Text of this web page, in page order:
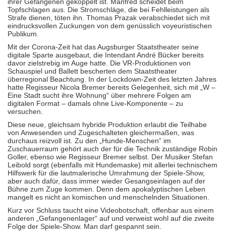
Topfschlagen aus. Die Stromschläge, die bei Fehlleistungen als
Strafe dienen, töten ihn. Thomas Prazak verabschiedet sich mit
eindrucksvollen Zuckungen von dem genüsslich voyeuristischen
Publikum.
Mit der Corona-Zeit hat das Augsburger Staatstheater seine
digitale Sparte ausgebaut, die Intendant André Bücker bereits
davor zielstrebig im Auge hatte. Die VR-Produktionen von
Schauspiel und Ballett bescherten dem Staatstheater
überregional Beachtung. In der Lockdown-Zeit des letzten Jahres
hatte Regisseur Nicola Bremer bereits Gelegenheit, sich mit „W –
Eine Stadt sucht ihre Wohnung“ über mehrere Folgen am
digitalen Format – damals ohne Live-Komponente – zu
versuchen.
Diese neue, gleichsam hybride Produktion erlaubt die Teilhabe
von Anwesenden und Zugeschalteten gleichermaßen, was
durchaus reizvoll ist. Zu den „Hunde-Menschen“ im
Zuschauerraum gehört auch der für die Technik zuständige Robin
Goller, ebenso wie Regisseur Bremer selbst. Der Musiker Stefan
Leibold sorgt (ebenfalls mit Hundemaske) mit allerlei technischem
Hilfswerk für die lautmalerische Umrahmung der Spiele-Show,
aber auch dafür, dass immer wieder Gesangseinlagen auf der
Bühne zum Zuge kommen. Denn dem apokalyptischen Leben
mangelt es nicht an komischen und menschelnden Situationen.
Kurz vor Schluss taucht eine Videobotschaft, offenbar aus einem
anderen „Gefangenenlager“ auf und verweist wohl auf die zweite
Folge der Spiele-Show. Man darf gespannt sein.